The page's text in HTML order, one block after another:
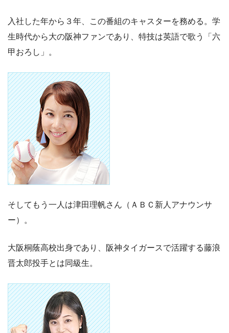
入社した年から３年、この番組のキャスターを務める。学
生時代から大の阪神ファンであり、特技は英語で歌う「六
甲おろし」。
そしてもう一人は津田理帆さん（ＡＢＣ新人アナウンサ
ー）。
大阪桐蔭高校出身であり、阪神タイガースで活躍する藤浪
晋太郎投手とは同級生。